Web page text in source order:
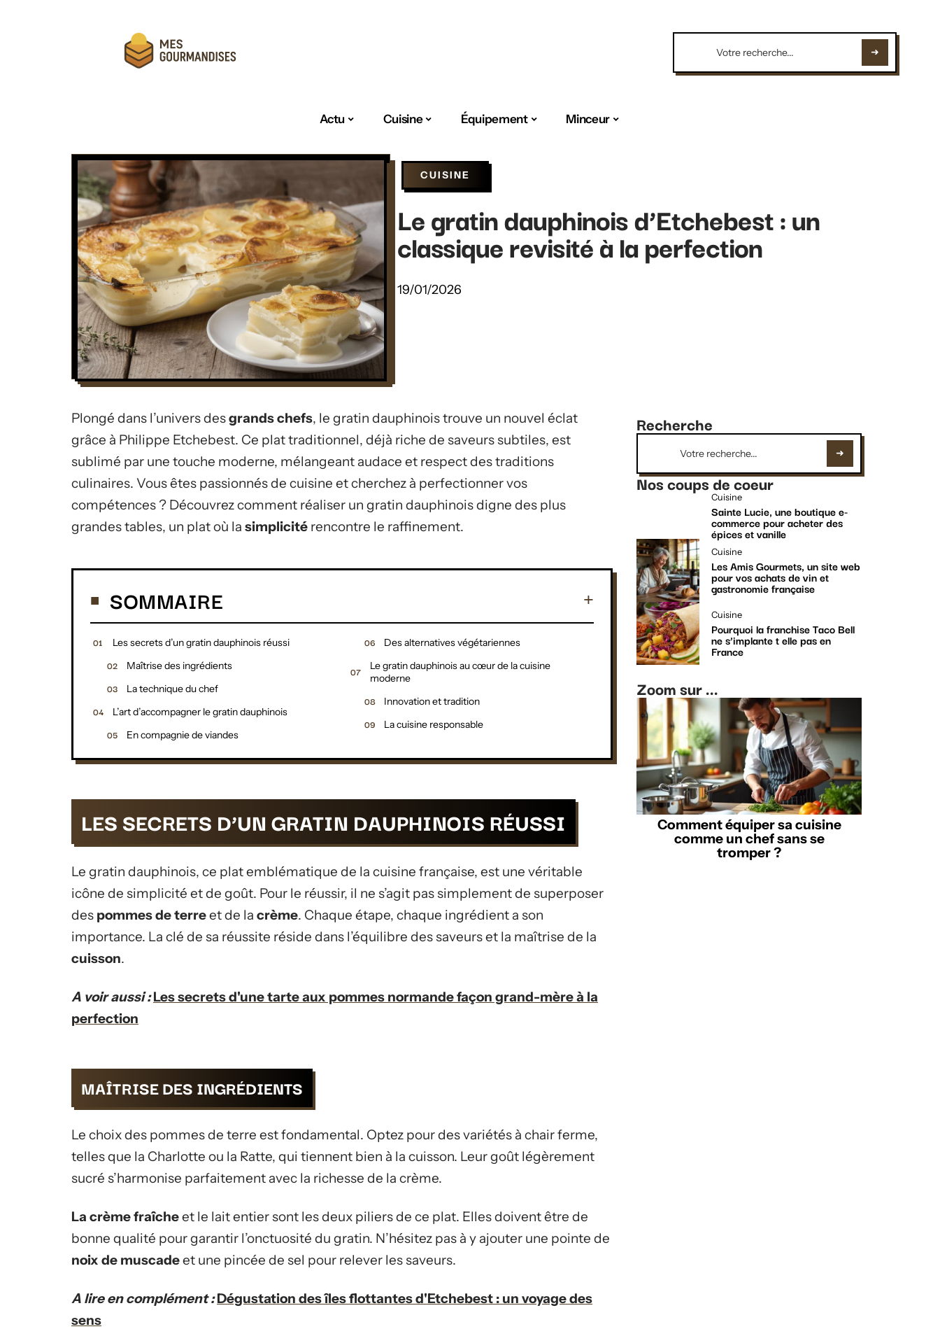
Actu Cuisine Équipement Minceur
CUISINE
Le gratin dauphinois d’Etchebest : un
classique revisité à la perfection
19/01/2026
Plongé dans l’univers desgrands chefs, le gratin dauphinois trouve un nouvel éclat
grâce à Philippe Etchebest. Ce plat traditionnel, déjà riche de saveurs subtiles, est
sublimé par une touche moderne, mélangeant audace et respect des traditions
culinaires. Vous êtes passionnés de cuisine et cherchez à perfectionner vos
compétences ? Découvrez comment réaliser un gratin dauphinois digne des plus
grandes tables, un plat où la simplicité rencontre le raffinement.
SOMMAIRE
Les secrets d’un gratin dauphinois réussi
Maîtrise des ingrédients
La technique du chef
L’art d’accompagner le gratin dauphinois
En compagnie de viandes
Des alternatives végétariennes
Le gratin dauphinois au cœur de la cuisine
moderne
Innovation et tradition
La cuisine responsable
LES SECRETS D’UN GRATIN DAUPHINOIS RÉUSSI
Le gratin dauphinois, ce plat emblématique de la cuisine française, est une véritable
icône de simplicité et de goût. Pour le réussir, il ne s’agit pas simplement de superposer
des pommes de terreet de la crème. Chaque étape, chaque ingrédient a son
importance. La clé de sa réussite réside dans l’équilibre des saveurs et la maîtrise de la
cuisson.
A voir aussi : Les secrets d'une tarte aux pommes normande façon grand-mère à la
perfection
MAÎTRISE DES INGRÉDIENTS
Le choix des pommes de terre est fondamental. Optez pour des variétés à chair ferme,
telles que la Charlotte ou la Ratte, qui tiennent bien à la cuisson. Leur goût légèrement
sucré s’harmonise parfaitement avec la richesse de la crème.
La crème fraîcheet le lait entier sont les deux piliers de ce plat. Elles doivent être de
bonne qualité pour garantir l’onctuosité du gratin. N’hésitez pas à y ajouter une pointe de
noix de muscadeet une pincée de sel pour relever les saveurs.
A lire en complément : Dégustation des îles flottantes d'Etchebest : un voyage des
sens
Recherche
Nos coups de coeur
Cuisine
Sainte Lucie, une boutique e-
commerce pour acheter des
épices et vanille
Cuisine
Les Amis Gourmets, un site web
pour vos achats de vin et
gastronomie française
Cuisine
Pourquoi la franchise Taco Bell
ne s’implante t elle pas en
France
Zoom sur ...
Comment équiper sa cuisine
comme un chef sans se
tromper ?